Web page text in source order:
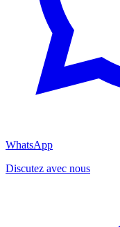
WhatsApp
Discutez avec nous